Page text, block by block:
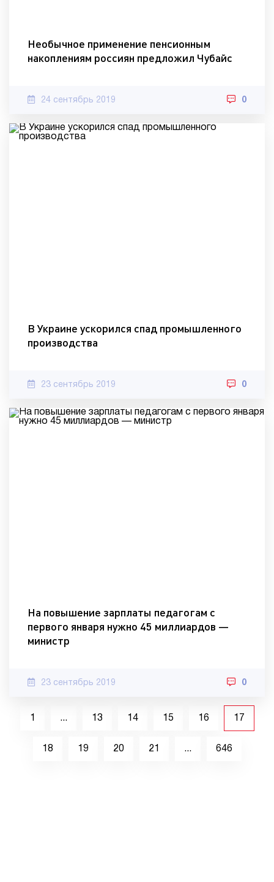
Необычное применение пенсионным
накоплениям россиян предложил Чубайс
24 сентябрь 2019 0
В Украине ускорился спад промышленного
производства
23 сентябрь 2019 0
На повышение зарплаты педагогам с
первого января нужно 45 миллиардов —
министр
23 сентябрь 2019 0
1 ... 13 14 15 16 17
18 19 20 21 ... 646